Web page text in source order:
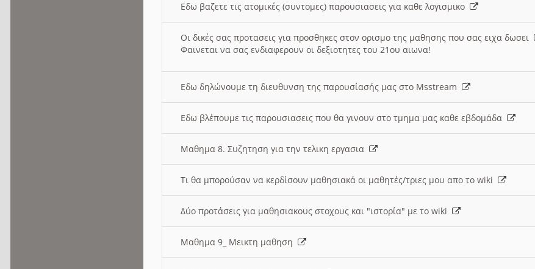
Εδω βαζετε τις ατομικές (συντομες) παρουσιασεις για καθε λογισμικο
Οι δικές σας προτασεις για προσθηκες στον ορισμο της μαθησης που σας ειχα δωσει
Φαινεται να σας ενδιαφερουν οι δεξιοτητες του 21ου αιωνα!
Εδω δηλώνουμε τη διευθυνση της παρουσίασής μας στο Msstream
Εδω βλέπουμε τις παρουσιασεις που θα γινουν στο τμημα μας καθε εβδομάδα
Μαθημα 8. Συζητηση για την τελικη εργασια
Τι θα μπορούσαν να κερδίσουν μαθησιακά οι μαθητές/τριες μου απο το wiki
Δύο προτάσεις για μαθησιακους στοχους και "ιστορία" με το wiki
Μαθημα 9_ Μεικτη μαθηση